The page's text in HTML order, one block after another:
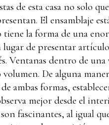
de esta casa no solo
El ensamblaje
la forma de una
de presentar
Ventanas dentro de
De alguna
ambas formas,
mejor desde el
fascinantes, al igual